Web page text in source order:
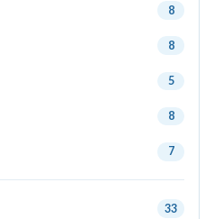
8
8
5
8
7
33